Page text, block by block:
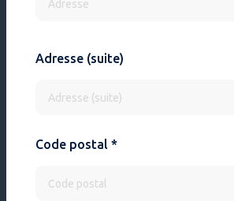
Adresse (suite)
Code postal *